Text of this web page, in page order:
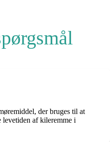
der bruges til at
af ​​kileremme i